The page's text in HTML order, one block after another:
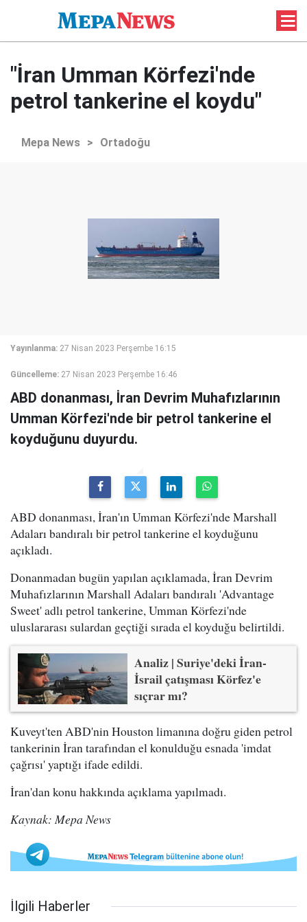
"İran Umman Körfezi'nde
petrol tankerine el koydu"
Mepa News > Ortadoğu
Yayınlanma: 27 Nisan 2023 Perşembe 16:15
Güncelleme: 27 Nisan 2023 Perşembe 16:46
ABD donanması, İran Devrim Muhafızlarının
Umman Körfezi'nde bir petrol tankerine el
koyduğunu duyurdu.
ABD donanması, İran'ın Umman Körfezi'nde Marshall
Adaları bandıralı bir petrol tankerine el koyduğunu
açıkladı.
Donanmadan bugün yapılan açıklamada, İran Devrim
Muhafızlarının Marshall Adaları bandıralı 'Advantage
Sweet' adlı petrol tankerine, Umman Körfezi'nde
uluslararası sulardan geçtiği sırada el koyduğu belirtildi.
Analiz | Suriye'deki İran-
İsrail çatışması Körfez'e
sıçrar mı?
Kuveyt'ten ABD'nin Houston limanına doğru giden petrol
tankerinin İran tarafından el konulduğu esnada 'imdat
çağrısı' yaptığı ifade edildi.
İran'dan konu hakkında açıklama yapılmadı.
Kaynak: Mepa News
İlgili Haberler